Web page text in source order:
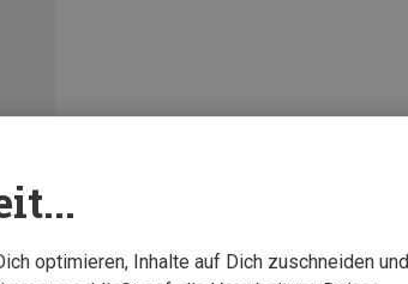
optimieren, Inhalte auf Dich zuschneiden und